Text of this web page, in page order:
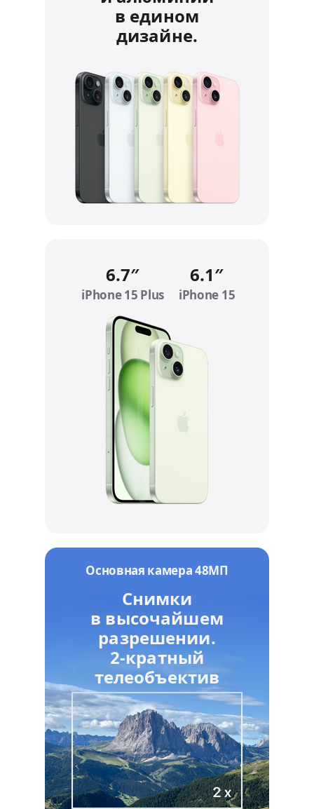
в едином
дизайне.
6.7″
iPhone 15 PlusRefer to legal disclaimers
6.1″
iPhone 15
Основная камера 48МП
Снимки
в высочайшем
разрешении.
2-кратный
телеобъектив